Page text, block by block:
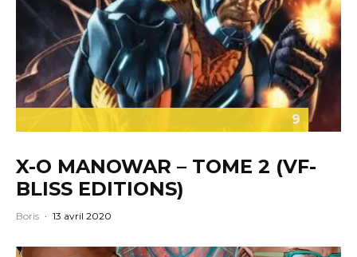
9
X-O MANOWAR – TOME 2 (VF-
BLISS EDITIONS)
Boris · 13 avril 2020